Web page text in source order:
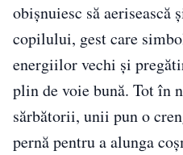
obișnuiesc să aerisească
copilului, gest care
energiilor vechi și
plin de voie bună. Tot în
sărbătorii, unii pun o
pernă pentru a alunga